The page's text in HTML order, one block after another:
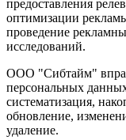
предоставления
оптимизации
проведение
исследований.
ООО "Сибтайм"
персональных
систематизация,
обновление,
удаление.